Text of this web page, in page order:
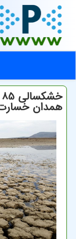
همدان